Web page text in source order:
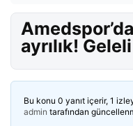
ayrılık!
Bu konu 0 yanıt içerir, 1
admin tarafından